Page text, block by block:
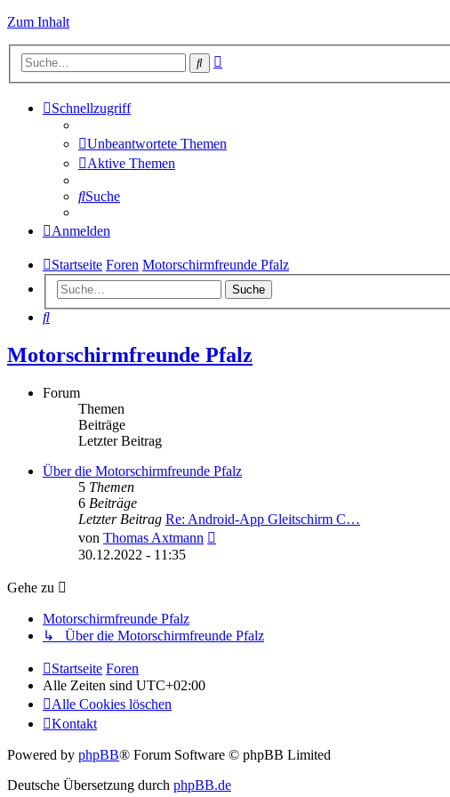
Zum Inhalt
Suche
Schnellzugriff
Unbeantwortete Themen
Aktive Themen
Suche
Anmelden
Startseite Foren Motorschirmfreunde Pfalz
Suche
Suche
Motorschirmfreunde Pfalz
Forum
Themen
Beiträge
Letzter Beitrag
Über die Motorschirmfreunde Pfalz
5 Themen
6 Beiträge
Letzter Beitrag Re: Android-App Gleitschirm C…
von Thomas Axtmann
30.12.2022 - 11:35
Gehe zu
Motorschirmfreunde Pfalz
↳ Über die Motorschirmfreunde Pfalz
Startseite Foren
Alle Zeiten sind UTC+02:00
Alle Cookies löschen
Kontakt
Powered by phpBB® Forum Software © phpBB Limited
Deutsche Übersetzung durch phpBB.de